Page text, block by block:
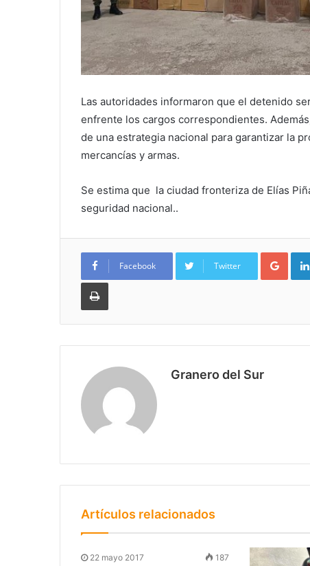
Las autoridades informaron que el detenido
enfrente los cargos correspondientes.
de una estrategia nacional para garantizar la
mercancías y armas.
Se estima que la ciudad fronteriza de Elías
seguridad nacional..
Facebook Twitter
Imprimir
Granero del Sur
Artículos relacionados
22 mayo 2017 187